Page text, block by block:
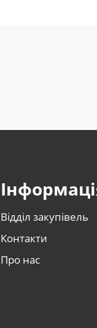
Відділ закупівель
Контакти
Про нас